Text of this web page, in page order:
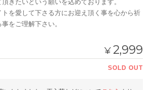
きたいという願いを込めております。
を愛して下さる方にお迎え頂く事を心から祈
をご理解下さい。
¥2,999
SOLD OUT